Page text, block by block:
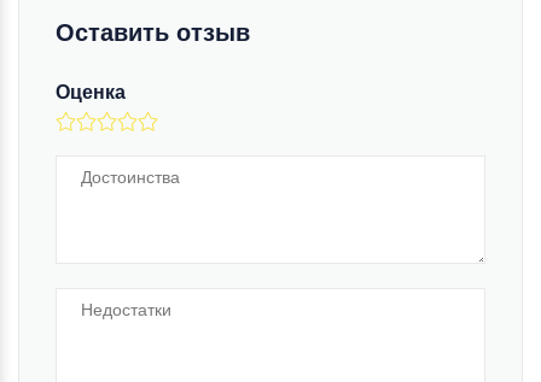
Оставить отзыв
Оценка